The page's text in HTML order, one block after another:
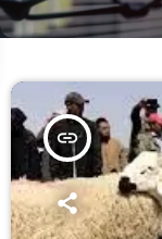
insert_link